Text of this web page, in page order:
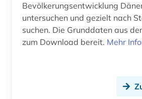
kolding (1)
kolonie (1)
Bevölkerungsentwicklung
untersuchen und gezielt nach
suchen. Die Grunddaten aus den Quellen stehen
zum Download bereit. Mehr